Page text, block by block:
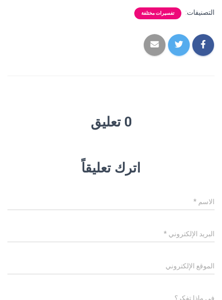
التصنيفات: تفسيرات مختلفة
0 تعليق
اترك تعليقاً
الاسم *
البريد الإلكتروني *
الموقع الإلكتروني
في ماذا تفكر؟